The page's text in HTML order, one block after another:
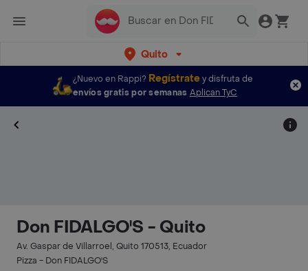
Quito
¿Nuevo en Rappi? Regístratey disfruta de
envíos gratis por semanas Aplican TyC
Don FIDALGO'S - Quito
Av. Gaspar de Villarroel, Quito 170513, Ecuador
Pizza - Don FIDALGO'S